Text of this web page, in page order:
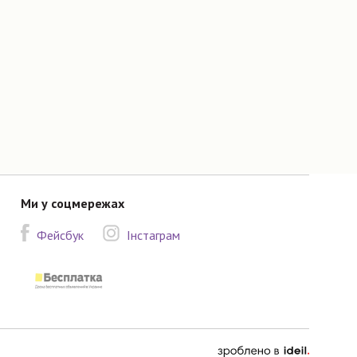
Ми у соцмережах
Фейсбук
Інстаграм
зроблено